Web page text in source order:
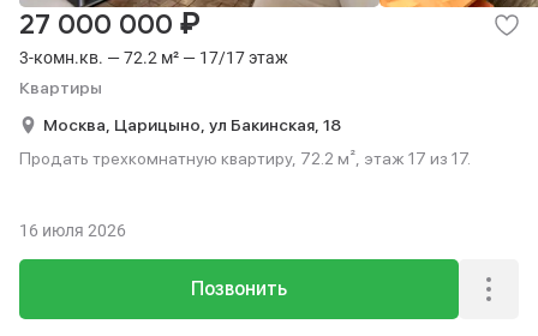
3-комн.кв. — 72.2 м² — 17/17 этаж
Квартиры
27 000 000 ₽
Москва, Царицыно, ул Бакинская, 18
Продать трехкомнатную квартиру, 72.2 м², этаж 17 из 17.
Позвонить
16 июля 2026